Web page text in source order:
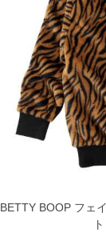
BETTY BOOP フェ